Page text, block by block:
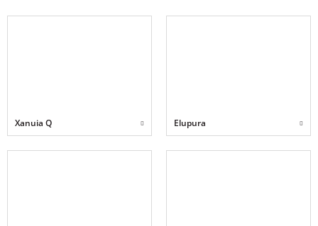
Xanuia Q Elupura